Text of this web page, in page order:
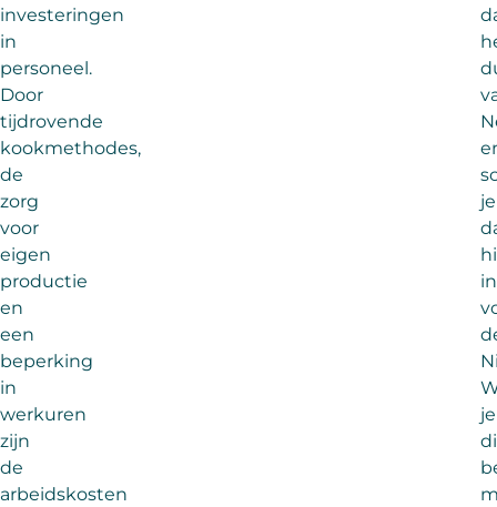
investeringen
in
personeel.
Door
tijdrovende
kookmethodes,
de
zorg
voor
eigen
productie
en
een
beperking
in
werkuren
zijn
de
arbeidskosten
je
in
je